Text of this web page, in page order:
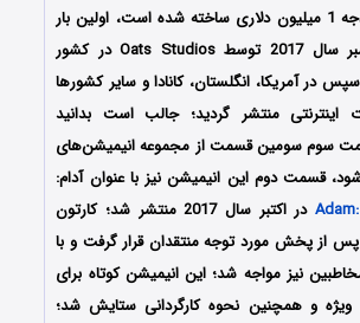
انیمیشن که با بودجه 1 میلیون دلاری ساخته شده است، اولین بار
در تاریخ 30 نوامبر سال 2017 توسط Oats Studios در کشور
در آمریکا، انگلستان، کانادا و سایر کشورها
منتشر گردید؛ جالب است بدانید
سوم سومین قسمت از مجموعه انیمیشن‌های
قسمت دوم این انیمیشن نیز با عنوان آدام:
در اکتبر سال 2017 منتشر شد؛ کارتون
از پخش مورد توجه منتقدان قرار گرفت و با
نیز مواجه شد؛ این انیمیشن کوتاه برای
ویژه و همچنین نحوه کارگردانی ستایش شد؛